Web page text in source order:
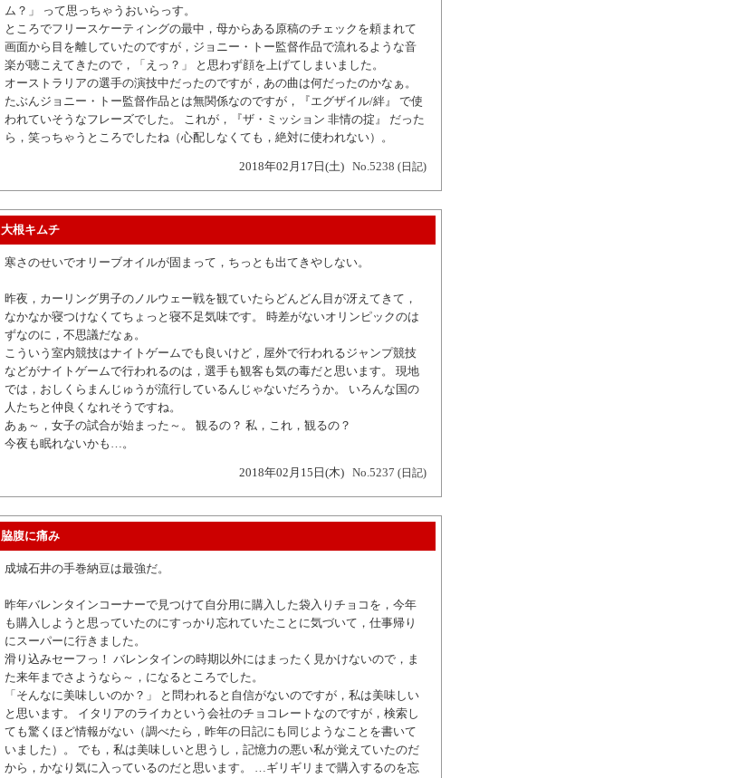
ム？」 って思っちゃうおいらっす。
ところでフリースケーティングの最中，母からある原稿のチェックを頼まれて
画面から目を離していたのですが，ジョニー・トー監督作品で流れるような音
楽が聴こえてきたので，「えっ？」 と思わず顔を上げてしまいました。
オーストラリアの選手の演技中だったのですが，あの曲は何だったのかなぁ。
たぶんジョニー・トー監督作品とは無関係なのですが，『エグザイル/絆』 で使
われていそうなフレーズでした。 これが，『ザ・ミッション 非情の掟』 だった
ら，笑っちゃうところでしたね（心配しなくても，絶対に使われない）。
2018年02月17日(土) No.5238 (日記)
大根キムチ
寒さのせいでオリーブオイルが固まって，ちっとも出てきやしない。
昨夜，カーリング男子のノルウェー戦を観ていたらどんどん目が冴えてきて，
なかなか寝つけなくてちょっと寝不足気味です。 時差がないオリンピックのは
ずなのに，不思議だなぁ。
こういう室内競技はナイトゲームでも良いけど，屋外で行われるジャンプ競技
などがナイトゲームで行われるのは，選手も観客も気の毒だと思います。 現地
では，おしくらまんじゅうが流行しているんじゃないだろうか。 いろんな国の
人たちと仲良くなれそうですね。
あぁ～，女子の試合が始まった～。 観るの？ 私，これ，観るの？
今夜も眠れないかも…。
2018年02月15日(木) No.5237 (日記)
脇腹に痛み
成城石井の手巻納豆は最強だ。
昨年バレンタインコーナーで見つけて自分用に購入した袋入りチョコを，今年
も購入しようと思っていたのにすっかり忘れていたことに気づいて，仕事帰り
にスーパーに行きました。
滑り込みセーフっ！ バレンタインの時期以外にはまったく見かけないので，ま
た来年までさようなら～，になるところでした。
「そんなに美味しいのか？」 と問われると自信がないのですが，私は美味しい
と思います。 イタリアのライカという会社のチョコレートなのですが，検索し
ても驚くほど情報がない（調べたら，昨年の日記にも同じようなことを書いて
いました）。 でも，私は美味しいと思うし，記憶力の悪い私が覚えていたのだ
から，かなり気に入っているのだと思います。 …ギリギリまで購入するのを忘